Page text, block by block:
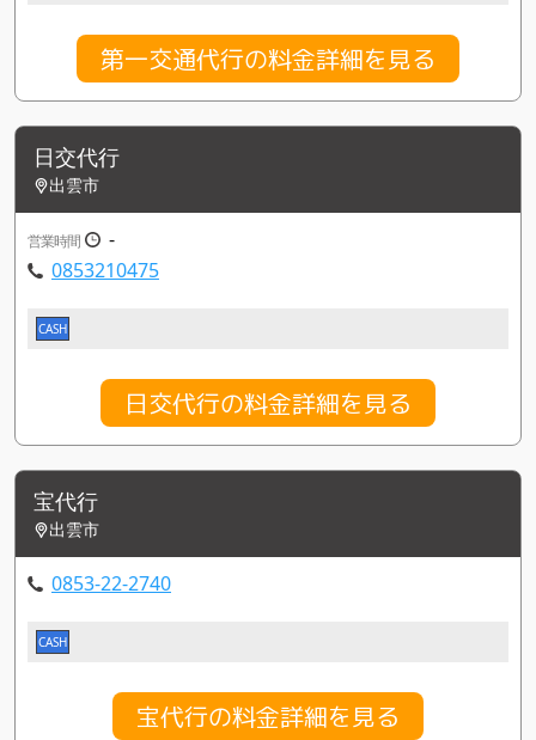
第一交通代行の料金詳細を見る
日交代行
出雲市
営業時間
-
0853210475
CASH
日交代行の料金詳細を見る
宝代行
出雲市
0853-22-2740
CASH
宝代行の料金詳細を見る